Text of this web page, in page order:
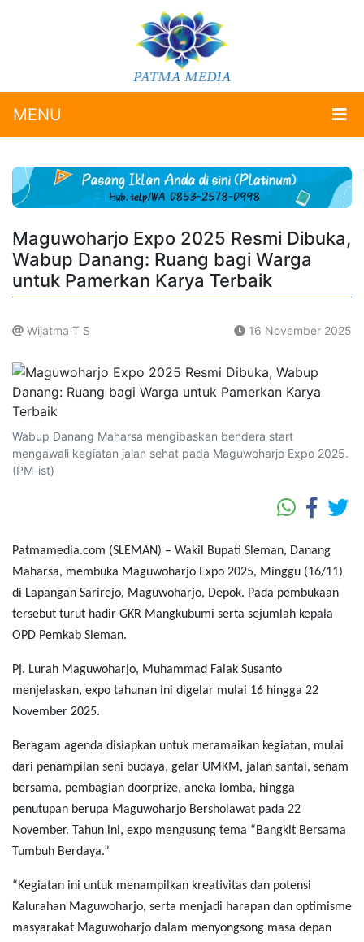
MENU
Maguwoharjo Expo 2025 Resmi Dibuka,
Wabup Danang: Ruang bagi Warga
untuk Pamerkan Karya Terbaik
Wijatma T S 16 November 2025
Wabup Danang Maharsa mengibaskan bendera start
mengawali kegiatan jalan sehat pada Maguwoharjo Expo 2025.
(PM-ist)
Patmamedia.com (SLEMAN) – Wakil Bupati Sleman, Danang
Maharsa, membuka Maguwoharjo Expo 2025, Minggu (16/11)
di Lapangan Sarirejo, Maguwoharjo, Depok. Pada pembukaan
tersebut turut hadir GKR Mangkubumi serta sejumlah kepala
OPD Pemkab Sleman.
Pj. Lurah Maguwoharjo, Muhammad Falak Susanto
menjelaskan, expo tahunan ini digelar mulai 16 hingga 22
November 2025.
Beragam agenda disiapkan untuk meramaikan kegiatan, mulai
dari penampilan seni budaya, gelar UMKM, jalan santai, senam
bersama, pembagian doorprize, aneka lomba, hingga
penutupan berupa Maguwoharjo Bersholawat pada 22
November. Tahun ini, expo mengusung tema “Bangkit Bersama
Tumbuh Berdaya.”
“Kegiatan ini untuk menampilkan kreativitas dan potensi
Kalurahan Maguwoharjo, serta menjadi harapan dan optimisme
masyarakat Maguwoharjo dalam menyongsong masa depan